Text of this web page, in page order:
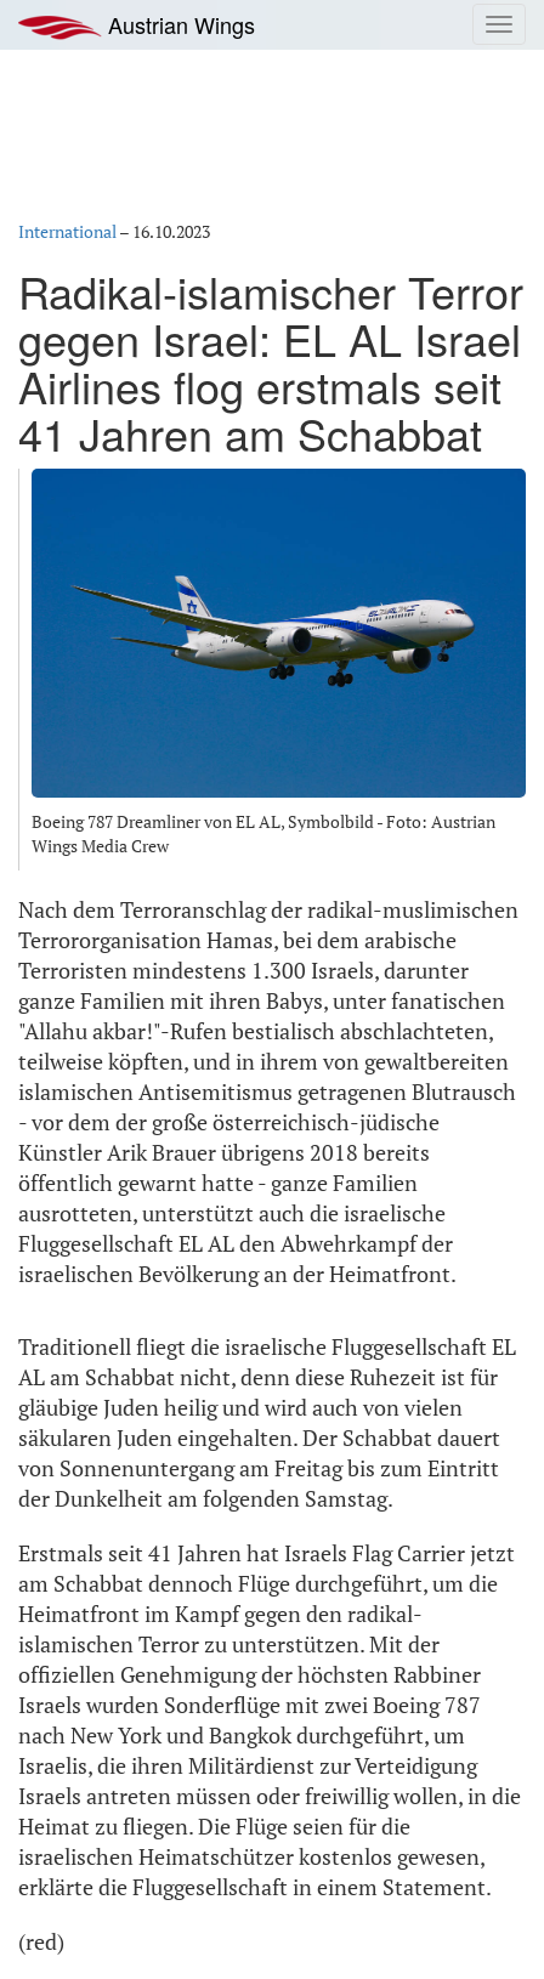
Inhalt
springen
Austrian Wings
International– 16.10.2023
Radikal-islamischer Terror
gegen Israel: EL AL Israel
Airlines flog erstmals seit
41 Jahren am Schabbat
Boeing 787 Dreamliner von EL AL, Symbolbild - Foto: Austrian
Wings Media Crew
Nach dem Terroranschlag der radikal-muslimischen
Terrororganisation Hamas, bei dem arabische
Terroristen mindestens 1.300 Israels, darunter
ganze Familien mit ihren Babys, unter fanatischen
"Allahu akbar!"-Rufen bestialisch abschlachteten,
teilweise köpften, und in ihrem von gewaltbereiten
islamischen Antisemitismus getragenen Blutrausch
- vor dem der große österreichisch-jüdische
Künstler Arik Brauer übrigens 2018 bereits
öffentlich gewarnt hatte - ganze Familien
ausrotteten, unterstützt auch die israelische
Fluggesellschaft EL AL den Abwehrkampf der
israelischen Bevölkerung an der Heimatfront.
Traditionell fliegt die israelische Fluggesellschaft EL
AL am Schabbat nicht, denn diese Ruhezeit ist für
gläubige Juden heilig und wird auch von vielen
säkularen Juden eingehalten. Der Schabbat dauert
von Sonnenuntergang am Freitag bis zum Eintritt
der Dunkelheit am folgenden Samstag.
Erstmals seit 41 Jahren hat Israels Flag Carrier jetzt
am Schabbat dennoch Flüge durchgeführt, um die
Heimatfront im Kampf gegen den radikal-
islamischen Terror zu unterstützen. Mit der
offiziellen Genehmigung der höchsten Rabbiner
Israels wurden Sonderflüge mit zwei Boeing 787
nach New York und Bangkok durchgeführt, um
Israelis, die ihren Militärdienst zur Verteidigung
Israels antreten müssen oder freiwillig wollen, in die
Heimat zu fliegen. Die Flüge seien für die
israelischen Heimatschützer kostenlos gewesen,
erklärte die Fluggesellschaft in einem Statement.
(red)